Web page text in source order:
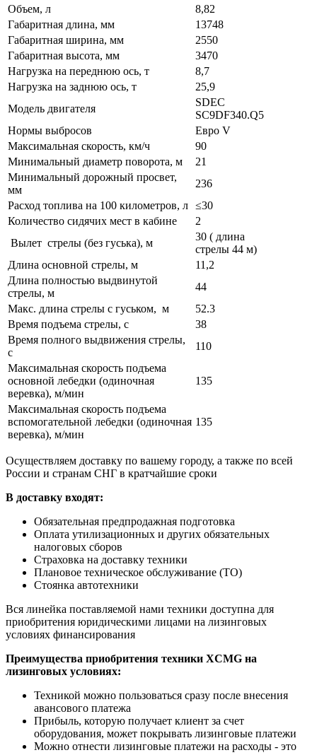
Объем, л
8,82
Габаритная длина, мм
13748
Габаритная ширина, мм
2550
Габаритная высота, мм
3470
Нагрузка на переднюю ось, т
8,7
Нагрузка на заднюю ось, т
25,9
Модель двигателя
SDEC
SC9DF340.Q5
Нормы выбросов
Евро V
Максимальная скорость, км/ч
90
Минимальный диаметр поворота, м
21
Минимальный дорожный просвет,
мм
236
Расход топлива на 100 километров, л ≤30
Количество сидячих мест в кабине
2
Вылет стрелы (без гуська), м
30 ( длина
стрелы 44 м)
Длина основной стрелы, м
11,2
Длина полностью выдвинутой
стрелы, м
44
Макс. длина стрелы с гуськом, м
52.3
Время подъема стрелы, с
38
Время полного выдвижения стрелы,
с
110
Максимальная скорость подъема
основной лебедки (одиночная
веревка), м/мин
135
Максимальная скорость подъема
вспомогательной лебедки (одиночная
веревка), м/мин
135
Осуществляем доставку по вашему городу, а также по всей
России и странам СНГ в кратчайшие сроки
В доставку входят:
Обязательная предпродажная подготовка
Оплата утилизационных и других обязательных
налоговых сборов
Страховка на доставку техники
Плановое техническое обслуживание (ТО)
Стоянка автотехники
Вся линейка поставляемой нами техники доступна для
приобритения юридическими лицами на лизинговых
условиях финансирования
Преимущества приобритения техники XCMG на
лизинговых условиях:
Техникой можно пользоваться сразу после внесения
авансового платежа
Прибыль, которую получает клиент за счет
оборудования, может покрывать лизинговые платежи
Можно отнести лизинговые платежи на расходы - это